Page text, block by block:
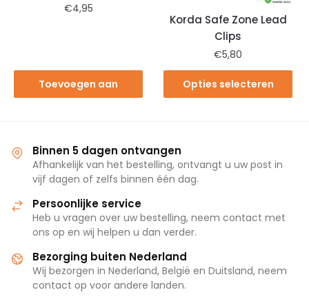
€4,95
Toevoegen aan
Korda Safe Zone Lead
Clips
€5,80
Opties selecteren
Binnen 5 dagen ontvangen
Afhankelijk van het bestelling, ontvangt u uw post in
vijf dagen of zelfs binnen één dag.
Persoonlijke service
Heb u vragen over uw bestelling, neem contact met
ons op en wij helpen u dan verder.
Bezorging buiten Nederland
Wij bezorgen in Nederland, België en Duitsland, neem
contact op voor andere landen.